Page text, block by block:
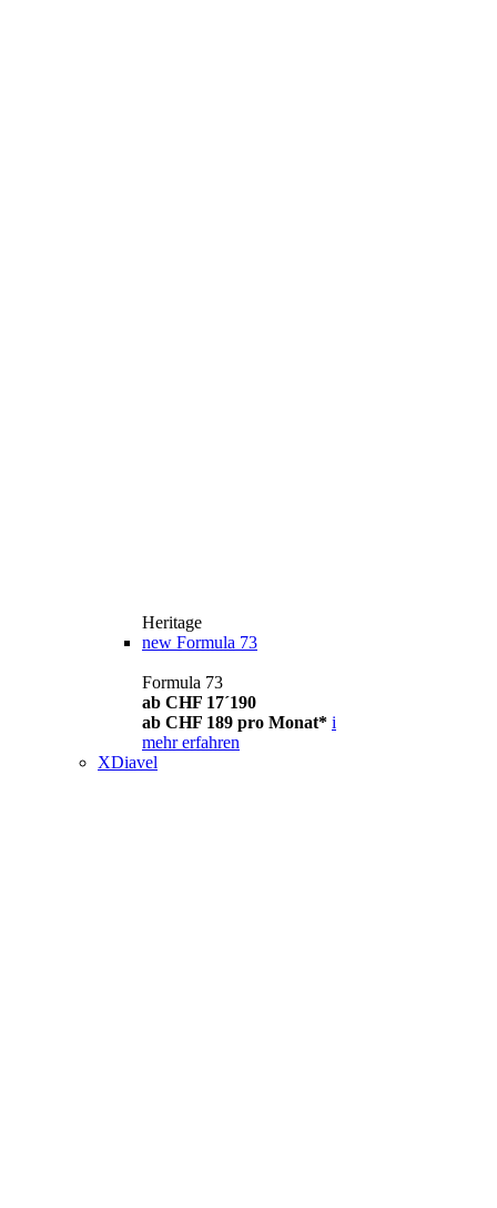
Heritage
new Formula 73
Formula 73
ab CHF 17´190
ab CHF 189 pro Monat* i
mehr erfahren
XDiavel